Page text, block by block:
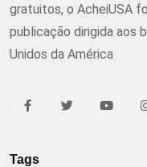
gratuitos, o AcheiUSA
publicação dirigida aos
Unidos da América
Tags